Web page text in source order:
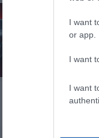
I want
or app.
I want
I want